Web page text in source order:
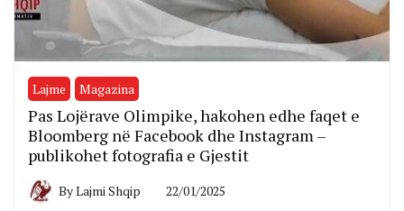
Lajme Magazina
Pas Lojërave Olimpike, hakohen edhe faqet e
Bloomberg në Facebook dhe Instagram –
publikohet fotografia e Gjestit
ByLajmi Shqip 22/01/2025